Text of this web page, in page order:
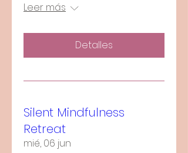
Leer más
Detalles
Silent Mindfulness
Retreat
mié, 06 jun